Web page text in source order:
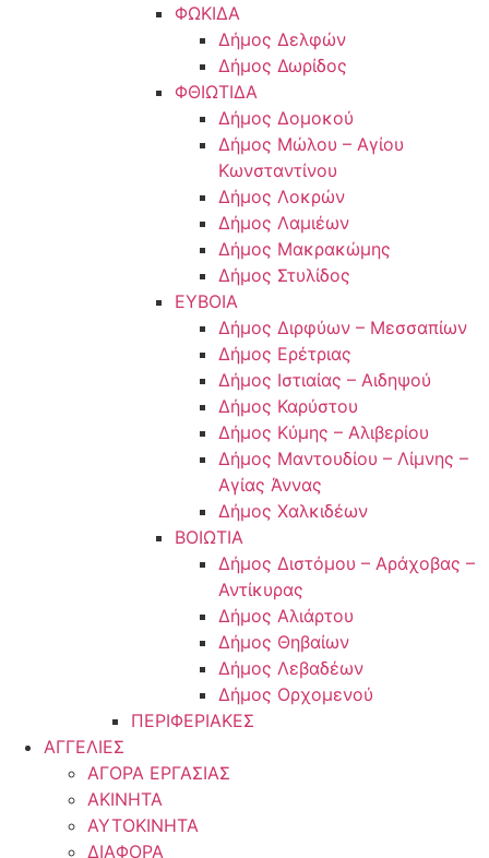
ΦΩΚΙΔΑ
Δήμος Δελφών
Δήμος Δωρίδος
ΦΘΙΩΤΙΔΑ
Δήμος Δομοκού
Δήμος Μώλου – Αγίου
Κωνσταντίνου
Δήμος Λοκρών
Δήμος Λαμιέων
Δήμος Μακρακώμης
Δήμος Στυλίδος
ΕΥΒΟΙΑ
Δήμος Διρφύων – Μεσσαπίων
Δήμος Ερέτριας
Δήμος Ιστιαίας – Αιδηψού
Δήμος Καρύστου
Δήμος Κύμης – Αλιβερίου
Δήμος Μαντουδίου – Λίμνης –
Αγίας Άννας
Δήμος Χαλκιδέων
ΒΟΙΩΤΙΑ
Δήμος Διστόμου – Αράχοβας –
Αντίκυρας
Δήμος Αλιάρτου
Δήμος Θηβαίων
Δήμος Λεβαδέων
Δήμος Ορχομενού
ΠΕΡΙΦΕΡΙΑΚΕΣ
ΑΓΓΕΛΙΕΣ
ΑΓΟΡΑ ΕΡΓΑΣΙΑΣ
ΑΚΙΝΗΤΑ
ΑΥΤΟΚΙΝΗΤΑ
ΔΙΑΦΟΡΑ